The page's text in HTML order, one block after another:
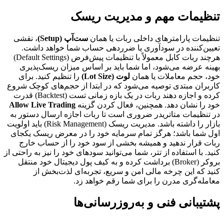
تنظیمات مهم و مدیریت ریسک
تنظیمات پارامترهای داخلی ربات یا همان ست‌آپ (Setup)
، نقشی
تعیین‌کننده در سودآوری یا ضرردهی حساب شما خواهد داشت.
هرچند ربات کابل معمولاً با تنظیمات پیش‌فرض (Default Settings)
بهینه عرضه می‌شود، اما شما باید بر اساس میزان ریسک‌پذیری
خود، حجم معاملات یا همان لوت (Lot Size)
را تنظیم کنید. برای
کاربران مبتدی توصیه می‌شود که در ابتدا از حجم‌های کوچک شروع
کرده و اجازه دهند ربات در یک بازه زمانی تست (Backtest) قدرت
خود را نشان دهد. همچنین، فعال کردن گزینه Allow Live Trading
در تنظیمات متاتریدر ضروری است تا ربات اجازه ارسال دستور به
بازار را داشته باشد. مدیریت ریسک (Risk Management) باید اولویت
اول شما باشد؛ هرگز تمام سرمایه خود را در معرض ریسک یکجای
ربات قرار ندهید و همیشه بخشی از سود خود را از حساب خارج
کنید. با استفاده از تتر، شما می‌توانید سودهای خود را نیز به راحتی از
بروکر (Broker) برداشت کرده و به کیف پول دیجیتال خود منتقل
کنید که این چرخه مالی امن و سریع، تجربه‌ای لذت‌بخش از
معامله‌گری مدرن را برای شما رقم خواهد زد.
پشتیبانی فنی و به‌روزرسانی‌ها